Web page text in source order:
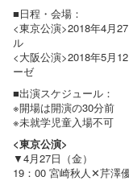
■日程・会場：
<東京公演>2018年4月
ル
<大阪公演>2018年5月
ーゼ
■出演スケジュール：
※開場は開演の30分前
※未就学児童入場不可
<東京公演>
▼4月27日（金）
19：00 宮崎秋人✕芹澤